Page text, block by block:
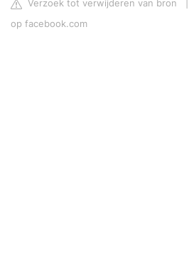
Verzoek tot verwijderen van bron
op facebook.com